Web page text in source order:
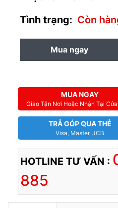
Tình trạng: Còn
Mua ngay
MUA NGAY
Giao Tận Nơi Hoặc Nhận Tại
TRẢ GÓP QUA THẺ
Visa, Master, JCB
HOTLINE TƯ VẤN :
885